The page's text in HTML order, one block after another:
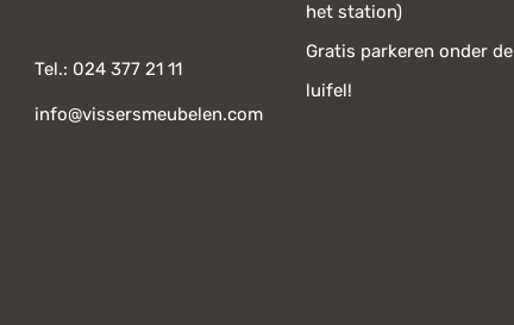
Tel.: 024 377 21 11
info@vissersmeubelen.com
het station)
Gratis parkeren onder de
luifel!